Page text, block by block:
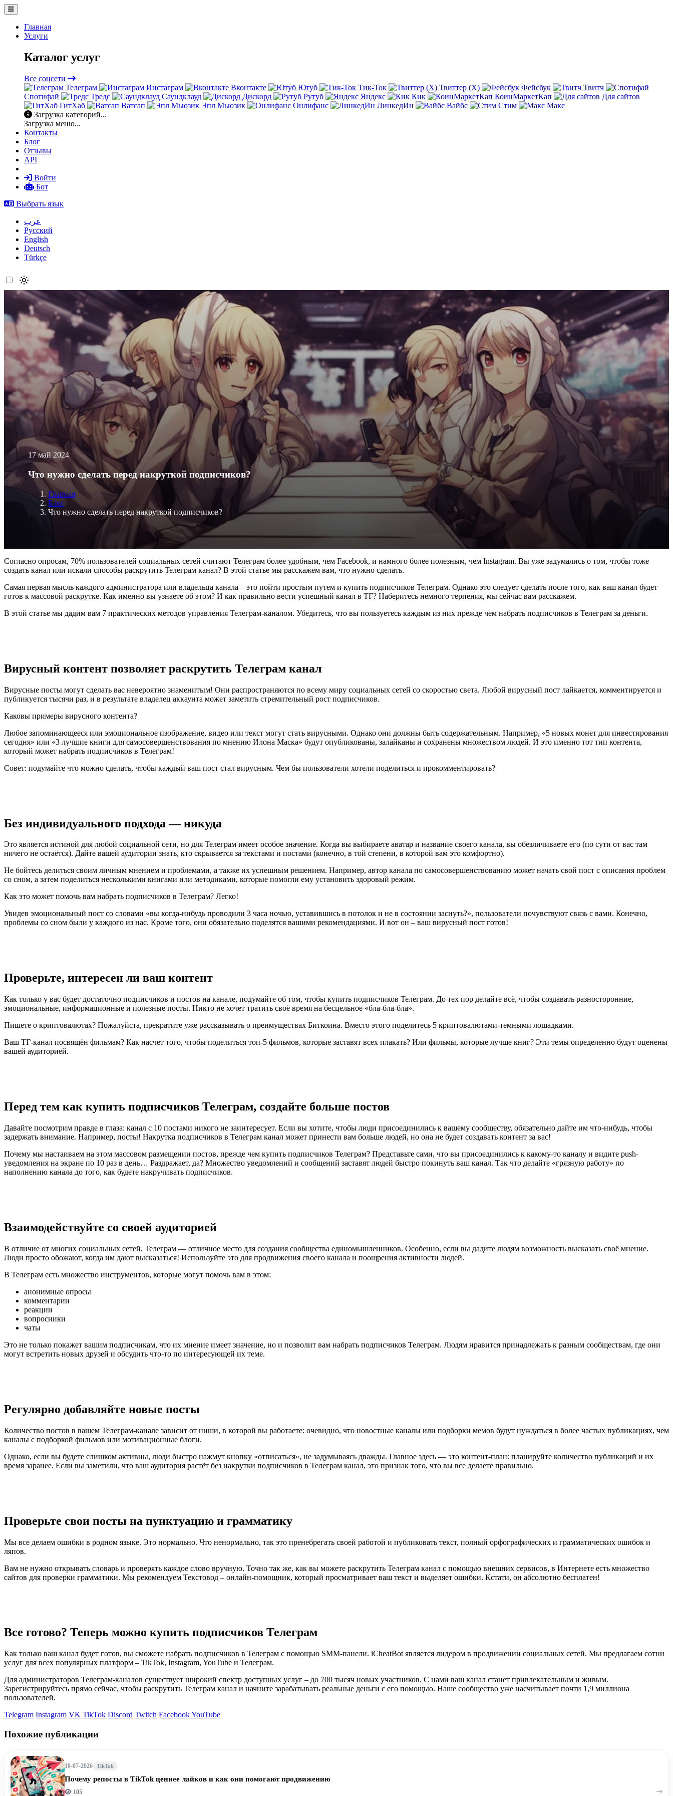
Главная
Услуги
Каталог услуг
Все соцсети
Телеграм
Инстаграм Вконтакте Ютуб Тик-Ток Твиттер (X) Фейсбук
Твитч
Спотифай
Тредс Саундклауд Дискорд Рутуб Яндекс Кик КоинМаркетКап
Для сайтов
ГитХаб
Ватсап Эпл Мьюзик Онлифанс ЛинкедИн Вайбс Стим
Макс
Загрузка категорий...
Загрузка меню...
Контакты
Блог
Отзывы
API
Войти
Бот
Выбрать язык
عرب
Русский
English
Deutsch
Türkçe
17 май 2024
Что нужно сделать перед накруткой подписчиков?
Главная
Блог
Что нужно сделать перед накруткой подписчиков?
Согласно опросам, 70% пользователей социальных сетей считают Телеграм более удобным, чем Facebook, и намного более полезным, чем Instagram. Вы уже задумались о том, чтобы тоже
создать канал или искали способы раскрутить Телеграм канал? В этой статье мы расскажем вам, что нужно сделать.
Самая первая мысль каждого администратора или владельца канала – это пойти простым путем и купить подписчиков Телеграм. Однако это следует сделать после того, как ваш канал будет
готов к массовой раскрутке. Как именно вы узнаете об этом? И как правильно вести успешный канал в ТГ? Наберитесь немного терпения, мы сейчас вам расскажем.
В этой статье мы дадим вам 7 практических методов управления Телеграм-каналом. Убедитесь, что вы пользуетесь каждым из них прежде чем набрать подписчиков в Телеграм за деньги.
Вирусный контент позволяет раскрутить Телеграм канал
Вирусные посты могут сделать вас невероятно знаменитым! Они распространяются по всему миру социальных сетей со скоростью света. Любой вирусный пост лайкается, комментируется и
публикуется тысячи раз, и в результате владелец аккаунта может заметить стремительный рост подписчиков.
Каковы примеры вирусного контента?
Любое запоминающееся или эмоциональное изображение, видео или текст могут стать вирусными. Однако они должны быть содержательным. Например, «5 новых монет для инвестирования
сегодня» или «3 лучшие книги для самосовершенствования по мнению Илона Маска» будут опубликованы, залайканы и сохранены множеством людей. И это именно тот тип контента,
который может набрать подписчиков в Телеграм!
Совет: подумайте что можно сделать, чтобы каждый ваш пост стал вирусным. Чем бы пользователи хотели поделиться и прокомментировать?
Без индивидуального подхода — никуда
Это является истиной для любой социальной сети, но для Телеграм имеет особое значение. Когда вы выбираете аватар и название своего канала, вы обезличиваете его (по сути от вас там
ничего не остаётся). Дайте вашей аудитории знать, кто скрывается за текстами и постами (конечно, в той степени, в которой вам это комфортно).
Не бойтесь делиться своим личным мнением и проблемами, а также их успешным решением. Например, автор канала по самосовершенствованию может начать свой пост с описания проблем
со сном, а затем поделиться несколькими книгами или методиками, которые помогли ему установить здоровый режим.
Как это может помочь вам набрать подписчиков в Телеграм? Легко!
Увидев эмоциональный пост со словами «вы когда-нибудь проводили 3 часа ночью, уставившись в потолок и не в состоянии заснуть?», пользователи почувствуют связь с вами. Конечно,
проблемы со сном были у каждого из нас. Кроме того, они обязательно поделятся вашими рекомендациями. И вот он – ваш вирусный пост готов!
Проверьте, интересен ли ваш контент
Как только у вас будет достаточно подписчиков и постов на канале, подумайте об том, чтобы купить подписчиков Телеграм. До тех пор делайте всё, чтобы создавать разносторонние,
эмоциональные, информационные и полезные посты. Никто не хочет тратить своё время на бесцельное «бла-бла-бла».
Пишете о криптовалютах? Пожалуйста, прекратите уже рассказывать о преимуществах Биткоина. Вместо этого поделитесь 5 криптовалютами-темными лошадками.
Ваш ТГ-канал посвящён фильмам? Как насчет того, чтобы поделиться топ-5 фильмов, которые заставят всех плакать? Или фильмы, которые лучше книг? Эти темы определенно будут оценены
вашей аудиторией.
Перед тем как купить подписчиков Телеграм, создайте больше постов
Давайте посмотрим правде в глаза: канал с 10 постами никого не заинтересует. Если вы хотите, чтобы люди присоединились к вашему сообществу, обязательно дайте им что-нибудь, чтобы
задержать внимание. Например, посты! Накрутка подписчиков в Телеграм канал может принести вам больше людей, но она не будет создавать контент за вас!
Почему мы настаиваем на этом массовом размещении постов, прежде чем купить подписчиков Телеграм? Представьте сами, что вы присоединились к какому-то каналу и видите push-
уведомления на экране по 10 раз в день… Раздражает, да? Множество уведомлений и сообщений заставят людей быстро покинуть ваш канал. Так что делайте «грязную работу» по
наполнению канала до того, как будете накручивать подписчиков.
Взаимодействуйте со своей аудиторией
В отличие от многих социальных сетей, Телеграм — отличное место для создания сообщества единомышленников. Особенно, если вы дадите людям возможность высказать своё мнение.
Люди просто обожают, когда им дают высказаться! Используйте это для продвижения своего канала и поощрения активности людей.
В Телеграм есть множество инструментов, которые могут помочь вам в этом:
анонимные опросы
комментарии
реакции
вопросники
чаты
Это не только покажет вашим подписчикам, что их мнение имеет значение, но и позволит вам набрать подписчиков Телеграм. Людям нравится принадлежать к разным сообществам, где они
могут встретить новых друзей и обсудить что-то по интересующей их теме.
Регулярно добавляйте новые посты
Количество постов в вашем Телеграм-канале зависит от ниши, в которой вы работаете: очевидно, что новостные каналы или подборки мемов будут нуждаться в более частых публикациях, чем
каналы с подборкой фильмов или мотивационные блоги.
Однако, если вы будете слишком активны, люди быстро нажмут кнопку «отписаться», не задумываясь дважды. Главное здесь — это контент-план: планируйте количество публикаций и их
время заранее. Если вы заметили, что ваш аудитория растёт без накрутки подписчиков в Телеграм канал, это признак того, что вы все делаете правильно.
Проверьте свои посты на пунктуацию и грамматику
Мы все делаем ошибки в родном языке. Это нормально. Что ненормально, так это пренебрегать своей работой и публиковать текст, полный орфографических и грамматических ошибок и
ляпов.
Вам не нужно открывать словарь и проверять каждое слово вручную. Точно так же, как вы можете раскрутить Телеграм канал с помощью внешних сервисов, в Интернете есть множество
сайтов для проверки грамматики. Мы рекомендуем Текстовод – онлайн-помощник, который просматривает ваш текст и выделяет ошибки. Кстати, он абсолютно бесплатен!
Все готово? Теперь можно купить подписчиков Телеграм
Как только ваш канал будет готов, вы сможете набрать подписчиков в Телеграм с помощью SMM-панели. iCheatBot является лидером в продвижении социальных сетей. Мы предлагаем сотни
услуг для всех популярных платформ – TikTok, Instagram, YouTube и Телеграм.
Для администраторов Телеграм-каналов существует широкий спектр доступных услуг – до 700 тысяч новых участников. С нами ваш канал станет привлекательным и живым.
Зарегистрируйтесь прямо сейчас, чтобы раскрутить Телеграм канал и начните зарабатывать реальные деньги с его помощью. Наше сообщество уже насчитывает почти 1,9 миллиона
пользователей.
Telegram Instagram VK TikTok Discord Twitch FacebookYouTube
Похожие публикации
18-07-2026 TikTok
Почему репосты в TikTok ценнее лайков и как они помогают продвижению
105